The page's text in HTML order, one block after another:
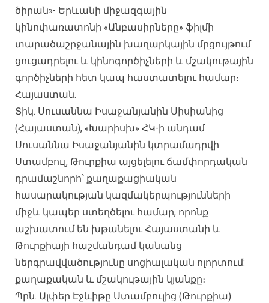
ծիրան»- Երևանի միջազգային
կինոփառատոնի «Անբասիրները» ֆիլմի
տարածաշրջանային խաղարկային մրցույթում
ցուցադրելու և կինոգործիչների և մշակութային
գործիչների հետ կապ հաստատելու համար։
Հայաստան.
Տիկ. Սուսաննա Իսաջանյանին Սիսիանից
(Հայաստան), «Խարիսխ» ՀԿ-ի անդամ
Սուսաննա Իսաջանյանին կտրամադրվի
Ստամբուլ, Թուրքիա այցելելու ճամփորդական
դրամաշնորհ՝ քաղաքացիական
հասարակության կազմակերպությունների
միջև կապեր ստեղծելու համար, որոնք
աշխատում են խթանելու Հայաստանի և
Թուրքիայի հաշմանդամ կանանց
ներգրավվածությունը սոցիալական ոլորտում:
քաղաքական և մշակութային կյանքը։
Պրն. Ալփեր Էջևիթը Ստամբուլից (Թուրքիա)